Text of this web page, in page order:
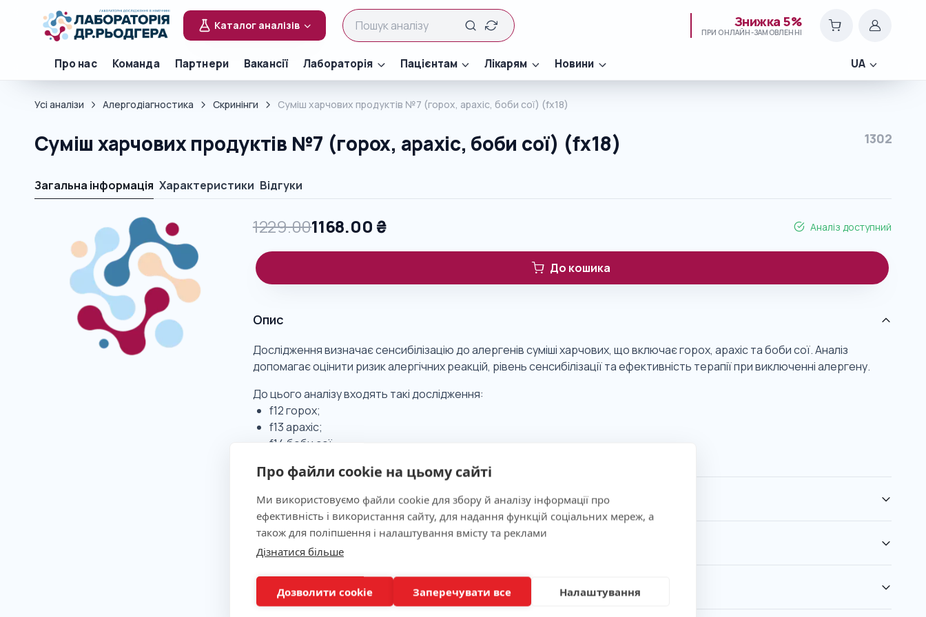
Про файли cookie на цьому сайті
Ми використовуємо файли cookie для збору й аналізу інформації про
ефективність і використання сайту, для надання функцій соціальних мереж, а
також для поліпшення і налаштування вмісту та реклами
Дізнатися більше
Дозволити cookie Заперечувати все Налаштування
Каталог аналізів Знижка 5%
ПРИ ОНЛАЙН-ЗАМОВЛЕННІ
Про нас Команда Партнери Вакансії Лабораторія Пацієнтам Лікарям Новини UA
Усі аналізи Алергодіагностика Скринінги Суміш харчових продуктів №7 (горох, арахіс, боби сої) (fx18)
Суміш харчових продуктів №7 (горох, арахіс, боби сої) (fx18) 1302
Загальна інформація Характеристики Відгуки
1229.001168.00 ₴ Аналіз доступний
До кошика
Опис
Дослідження визначає сенсибілізацію до алергенів суміші харчових, що включає горох, арахіс та боби сої. Аналіз
допомагає оцінити ризик алергічних реакцій, рівень сенсибілізації та ефективність терапії при виключенні алергену.
До цього аналізу входять такі дослідження:
f12 горох;
f13 арахіс;
f14 боби сої.
Клінічна значимість
Показання
Метод